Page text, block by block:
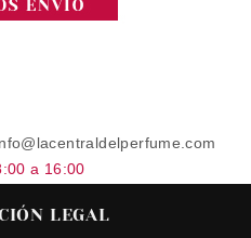
a 16:00
LEGAL